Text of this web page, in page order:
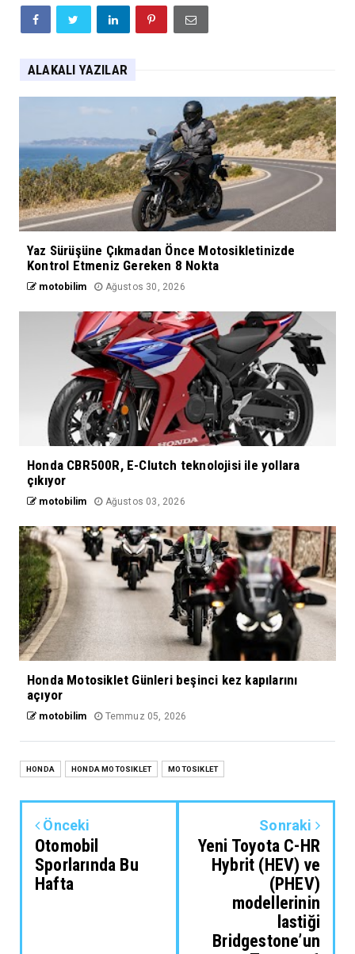
ALAKALI YAZILAR
Yaz Sürüşüne Çıkmadan Önce Motosikletinizde
Kontrol Etmeniz Gereken 8 Nokta
motobilim Ağustos 30, 2026
Honda CBR500R, E-Clutch teknolojisi ile yollara
çıkıyor
motobilim Ağustos 03, 2026
Honda Motosiklet Günleri beşinci kez kapılarını
açıyor
motobilim Temmuz 05, 2026
HONDA HONDA MOTOSIKLET MOTOSIKLET
Önceki
Otomobil
Sporlarında Bu
Hafta
Sonraki
Yeni Toyota C-HR
Hybrit (HEV) ve
(PHEV)
modellerinin
lastiği
Bridgestone’un